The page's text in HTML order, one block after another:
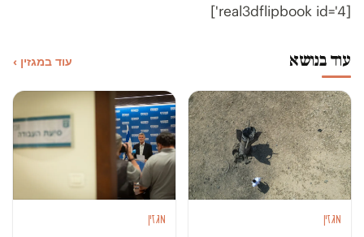
[real3dflipbook id='4']
עוד בנושא עוד במגזין ›
מגזין מגזין